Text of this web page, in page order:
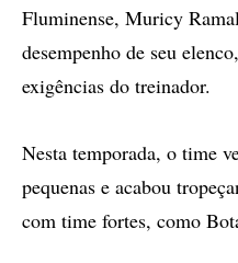
Fluminense, Muricy
desempenho de seu
exigências do treinador.
Nesta temporada, o time
pequenas e acabou
com time fortes, como